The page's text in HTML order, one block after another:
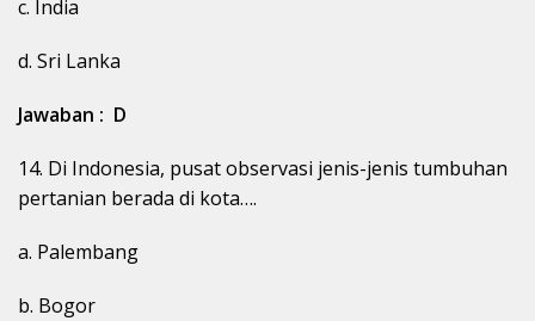
c. India
d. Sri Lanka
Jawaban : D
14. Di Indonesia, pusat observasi jenis-jenis tumbuhan
pertanian berada di kota….
a. Palembang
b. Bogor